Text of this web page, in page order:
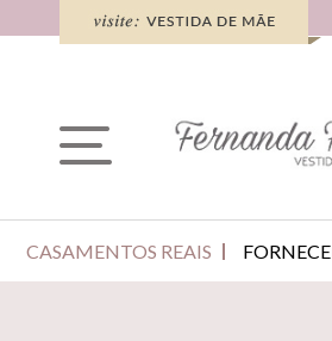
CASAMENTOS REAIS